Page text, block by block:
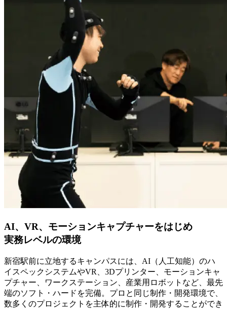
AI、VR、モーションキャプチャーをはじめ
実務レベルの環境
新宿駅前に立地するキャンパスには、AI（人工知能）のハ
イスペックシステムやVR、3Dプリンター、モーションキャ
プチャー、ワークステーション、産業用ロボットなど、最先
端のソフト・ハードを完備。プロと同じ制作・開発環境で、
数多くのプロジェクトを主体的に制作・開発することができ